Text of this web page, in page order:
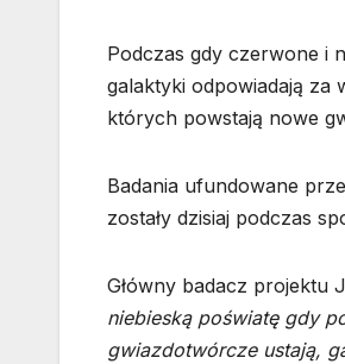
Podczas gdy czerwone i
galaktyki odpowiadają za
których powstają nowe
Badania ufundowane
zostały dzisiaj podczas
Główny badacz projektu
niebieską poświatę gdy
gwiazdotwórcze ustają,